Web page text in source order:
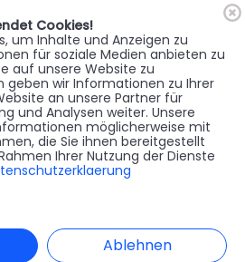
🇦🇹 Register
Cookies!
um Inhalte und Anzeigen zu
für soziale Medien anbieten zu
auf unsere Website zu
geben wir Informationen zu Ihrer
an unsere Partner für
und Analysen weiter. Unsere
möglicherweise mit
die Sie ihnen bereitgestellt
Ihrer Nutzung der Dienste
Ablehnen